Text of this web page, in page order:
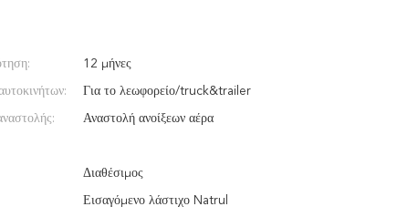
12 μήνες
Για το λεωφορείο/truck&trailer
Αναστολή ανοίξεων αέρα
Διαθέσιμος
Εισαγόμενο λάστιχο Natrul